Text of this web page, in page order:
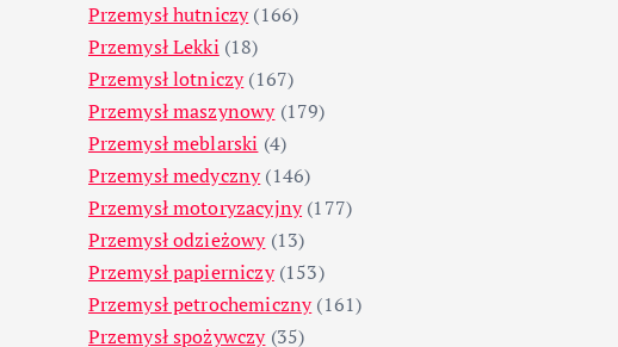
Przemysł hutniczy(166)
Przemysł Lekki (18)
Przemysł lotniczy(167)
Przemysł maszynowy(179)
Przemysł meblarski (4)
Przemysł medyczny(146)
Przemysł motoryzacyjny(177)
Przemysł odzieżowy(13)
Przemysł papierniczy(153)
Przemysł petrochemiczny(161)
Przemysł spożywczy(35)